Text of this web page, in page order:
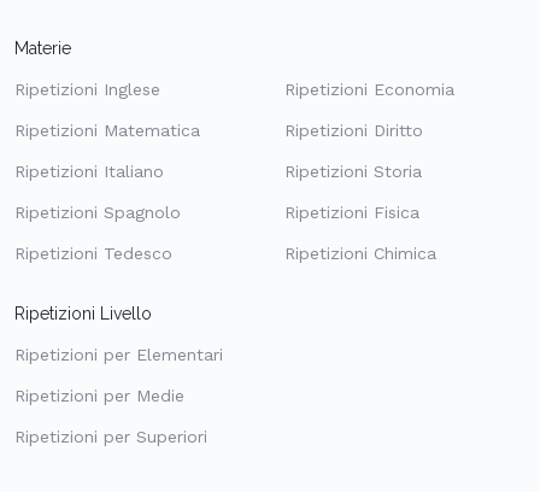
Materie
Ripetizioni Inglese
Ripetizioni Matematica
Ripetizioni Italiano
Ripetizioni Spagnolo
Ripetizioni Tedesco
Ripetizioni Economia
Ripetizioni Diritto
Ripetizioni Storia
Ripetizioni Fisica
Ripetizioni Chimica
Ripetizioni Livello
Ripetizioni per Elementari
Ripetizioni per Medie
Ripetizioni per Superiori